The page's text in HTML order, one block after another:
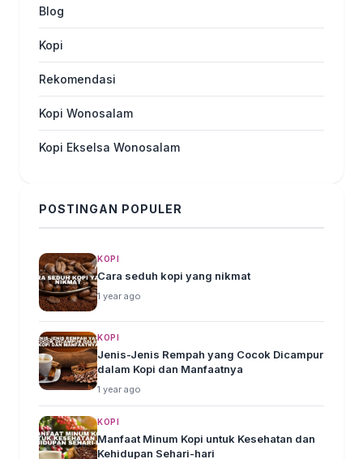
Blog
Kopi
Rekomendasi
Kopi Wonosalam
Kopi Ekselsa Wonosalam
POSTINGAN POPULER
KOPI
Cara seduh kopi yang nikmat
1 year ago
KOPI
Jenis-Jenis Rempah yang Cocok Dicampur
dalam Kopi dan Manfaatnya
1 year ago
KOPI
Manfaat Minum Kopi untuk Kesehatan dan
Kehidupan Sehari-hari